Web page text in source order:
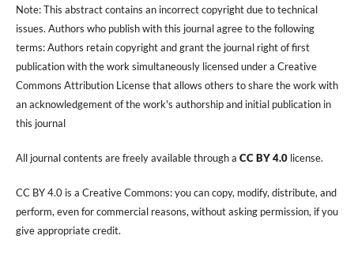
Note: This abstract contains an incorrect copyright due to technical
issues. Authors who publish with this journal agree to the following
terms: Authors retain copyright and grant the journal right of first
publication with the work simultaneously licensed under a Creative
Commons Attribution License that allows others to share the work with
an acknowledgement of the work's authorship and initial publication in
this journal
All journal contents are freely available through a CC BY 4.0license.
CC BY 4.0 is a Creative Commons: you can copy, modify, distribute, and
perform, even for commercial reasons, without asking permission, if you
give appropriate credit.